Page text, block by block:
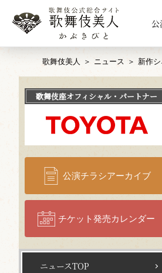
公
歌舞伎美人 ニュース 新作
歌舞伎座オフィシャル・パートナー
公演チラシアーカイブ
チケット発売カレンダー
ニュースTOP